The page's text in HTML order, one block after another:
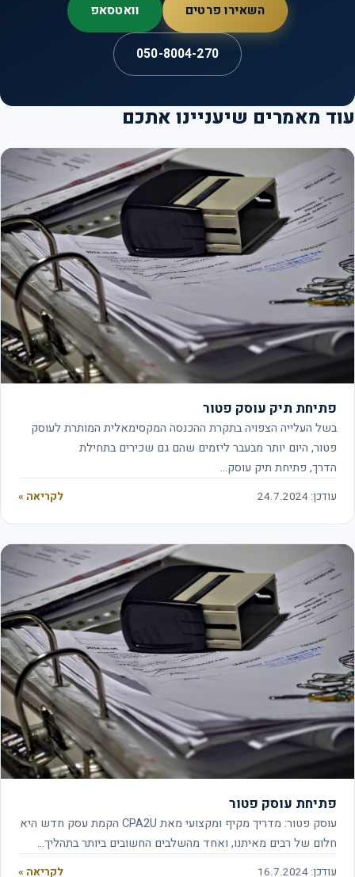
השאירו פרטים וואטסאפ
050-8004-270
מאמרים שיעניינו אתכם
פתיחת תיק עוסק פטור
בשל העלייה הצפויה בתקרת ההכנסה המקסימאלית המותרת לעוסק
פטור, היום יותר מבעבר ליזמים שהם גם שכירים בתחילת
הדרך, פתיחת תיק עוסק…
עודכן: 24.7.2024 לקריאה »
פתיחת עוסק פטור
עוסק פטור: מדריך מקיף ומקצועי מאת CPA2U הקמת עסק חדש היא
חלום של רבים מאיתנו, ואחד מהשלבים החשובים ביותר בתהליך…
עודכן: 16.7.2024 לקריאה »